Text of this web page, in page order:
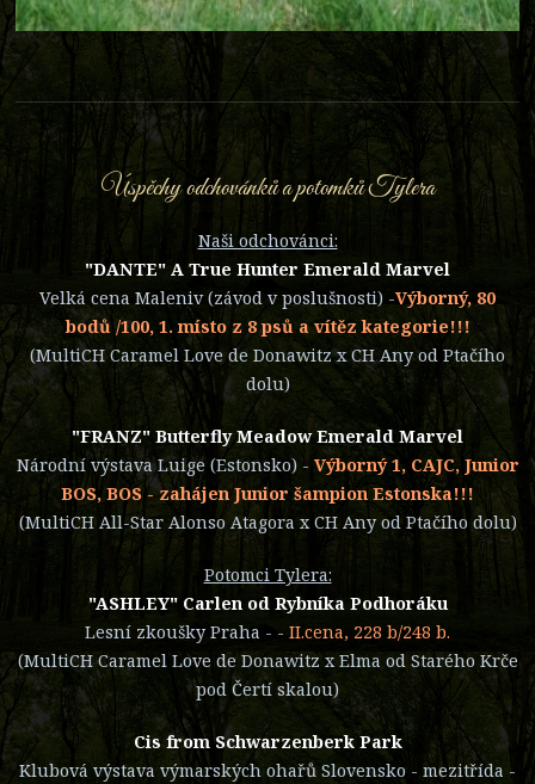
Úspěchy odchovánků a potomků Tylera
Naši odchovánci:
"DANTE" A True Hunter Emerald Marvel
Velká cena Maleniv (závod v poslušnosti) -Výborný, 80
bodů /100, 1. místo z 8 psů a vítěz kategorie!!!
(MultiCH Caramel Love de Donawitz x CH Any od Ptačího
dolu)
"FRANZ" Butterfly Meadow Emerald Marvel
Národní výstava Luige (Estonsko) - Výborný 1, CAJC, Junior
BOS, BOS - zahájen Junior šampion Estonska!!!
(MultiCH All-Star Alonso Atagora x CH Any od Ptačího dolu)
Potomci Tylera:
"ASHLEY" Carlen od Rybníka Podhoráku
Lesní zkoušky Praha - - II.cena, 228 b/248 b.
(MultiCH Caramel Love de Donawitz x Elma od Starého Krče
pod Čertí skalou)
Cis from Schwarzenberk Park
Klubová výstava výmarských ohařů Slovensko- mezitřída -